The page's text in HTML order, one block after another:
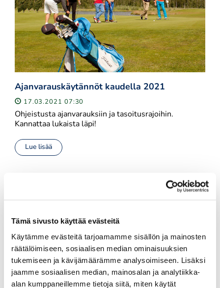
Tämä sivusto käyttää evästeitä
Käytämme evästeitä tarjoamamme sisällön ja mainosten
räätälöimiseen, sosiaalisen median ominaisuuksien
tukemiseen ja kävijämäärämme analysoimiseen. Lisäksi
jaamme sosiaalisen median, mainosalan ja analytiikka-
alan kumppaneillemme tietoja siitä, miten käytät
Ajanvarauskäytännöt kaudella 2021
17.03.2021 07:30
Ohjeistusta ajanvarauksiin ja tasoitusrajoihin.
Kannattaa lukaista läpi!
Lue lisää
25.03.2021 19:46
Porin Golfkerho seuraa tilanteen kehittymistä ja
viranomaisohjeita. Sitten kun kenttä aikanaan avataan,
toimintatapoja, jotta pelaaminen on turvallista. TOIMI
SIIS VASTUULLISESTI JA NOUDATA OHJEISTUSTA!